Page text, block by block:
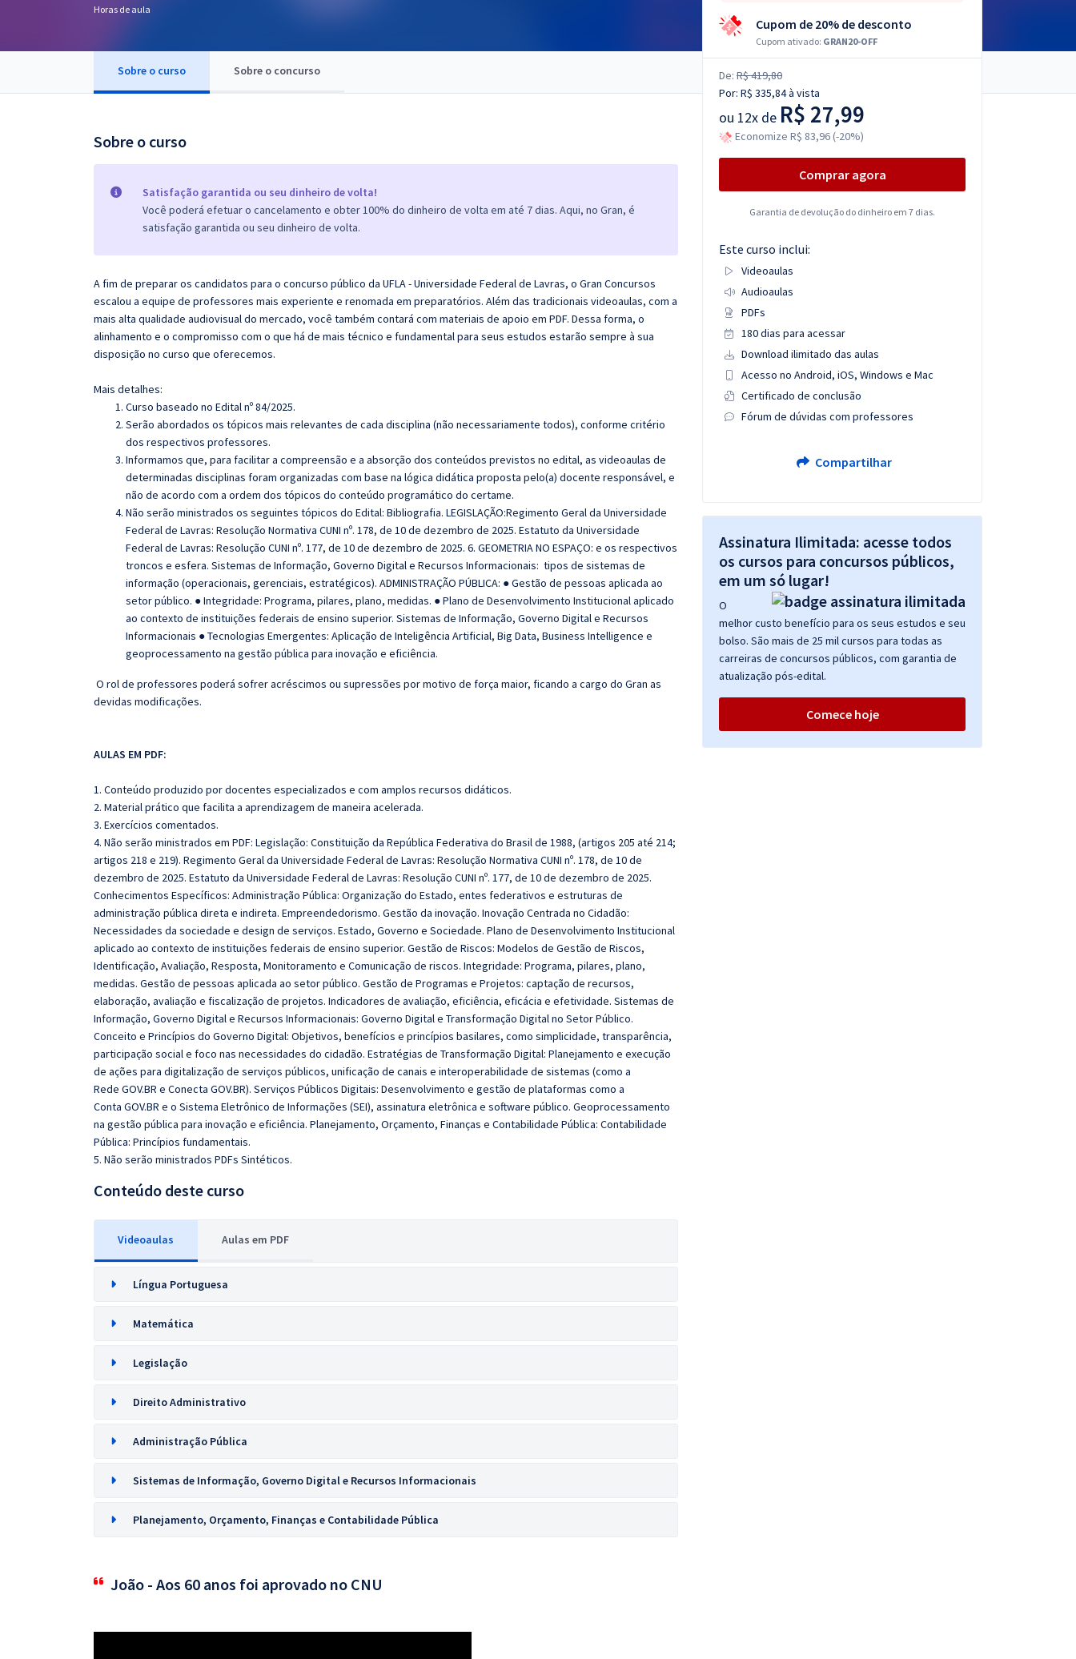
OAB
Questões grátis
Conteúdo gratuito
Horas de aula
Sobre o curso Sobre o concurso
Sobre o curso
Satisfação garantida ou seu dinheiro de volta!
Você poderá efetuar o cancelamento e obter 100% do dinheiro de volta em até 7 dias. Aqui, no Gran, é
satisfação garantida ou seu dinheiro de volta.
A fim de preparar os candidatos para o concurso público da UFLA - Universidade Federal de Lavras, o Gran Concursos
escalou a equipe de professores mais experiente e renomada em preparatórios. Além das tradicionais videoaulas, com a
mais alta qualidade audiovisual do mercado, você também contará com materiais de apoio em PDF. Dessa forma, o
alinhamento e o compromisso com o que há de mais técnico e fundamental para seus estudos estarão sempre à sua
disposição no curso que oferecemos.
Mais detalhes:
Curso baseado no Edital nº 84/2025.
Serão abordados os tópicos mais relevantes de cada disciplina (não necessariamente todos), conforme critério
dos respectivos professores.
Informamos que, para facilitar a compreensão e a absorção dos conteúdos previstos no edital, as videoaulas de
determinadas disciplinas foram organizadas com base na lógica didática proposta pelo(a) docente responsável, e
não de acordo com a ordem dos tópicos do conteúdo programático do certame.
Não serão ministrados os seguintes tópicos do Edital: Bibliografia. LEGISLAÇÃO:Regimento Geral da Universidade
Federal de Lavras: Resolução Normativa CUNI nº. 178, de 10 de dezembro de 2025. Estatuto da Universidade
Federal de Lavras: Resolução CUNI nº. 177, de 10 de dezembro de 2025. 6. GEOMETRIA NO ESPAÇO: e os respectivos
troncos e esfera. Sistemas de Informação, Governo Digital e Recursos Informacionais: tipos de sistemas de
informação (operacionais, gerenciais, estratégicos). ADMINISTRAÇÃO PÚBLICA: ● Gestão de pessoas aplicada ao
setor público. ● Integridade: Programa, pilares, plano, medidas. ● Plano de Desenvolvimento Institucional aplicado
ao contexto de instituições federais de ensino superior. Sistemas de Informação, Governo Digital e Recursos
Informacionais ● Tecnologias Emergentes: Aplicação de Inteligência Artificial, Big Data, Business Intelligence e
geoprocessamento na gestão pública para inovação e eficiência.
O rol de professores poderá sofrer acréscimos ou supressões por motivo de força maior, ficando a cargo do Gran as
devidas modificações.
AULAS EM PDF:
1. Conteúdo produzido por docentes especializados e com amplos recursos didáticos.
2. Material prático que facilita a aprendizagem de maneira acelerada.
3. Exercícios comentados.
4. Não serão ministrados em PDF: Legislação: Constituição da República Federativa do Brasil de 1988, (artigos 205 até 214;
artigos 218 e 219). Regimento Geral da Universidade Federal de Lavras: Resolução Normativa CUNI nº. 178, de 10 de
dezembro de 2025. Estatuto da Universidade Federal de Lavras: Resolução CUNI nº. 177, de 10 de dezembro de 2025.
Conhecimentos Específicos: Administração Pública: Organização do Estado, entes federativos e estruturas de
administração pública direta e indireta. Empreendedorismo. Gestão da inovação. Inovação Centrada no Cidadão:
Necessidades da sociedade e design de serviços. Estado, Governo e Sociedade. Plano de Desenvolvimento Institucional
aplicado ao contexto de instituições federais de ensino superior. Gestão de Riscos: Modelos de Gestão de Riscos,
Identificação, Avaliação, Resposta, Monitoramento e Comunicação de riscos. Integridade: Programa, pilares, plano,
medidas. Gestão de pessoas aplicada ao setor público. Gestão de Programas e Projetos: captação de recursos,
elaboração, avaliação e fiscalização de projetos. Indicadores de avaliação, eficiência, eficácia e efetividade. Sistemas de
Informação, Governo Digital e Recursos Informacionais: Governo Digital e Transformação Digital no Setor Público.
Conceito e Princípios do Governo Digital: Objetivos, benefícios e princípios basilares, como simplicidade, transparência,
participação social e foco nas necessidades do cidadão. Estratégias de Transformação Digital: Planejamento e execução
de ações para digitalização de serviços públicos, unificação de canais e interoperabilidade de sistemas (como a
Rede GOV.BR e Conecta GOV.BR). Serviços Públicos Digitais: Desenvolvimento e gestão de plataformas como a
Conta GOV.BR e o Sistema Eletrônico de Informações (SEI), assinatura eletrônica e software público. Geoprocessamento
na gestão pública para inovação e eficiência. Planejamento, Orçamento, Finanças e Contabilidade Pública: Contabilidade
Pública: Princípios fundamentais.
5. Não serão ministrados PDFs Sintéticos.
Conteúdo deste curso
Videoaulas Aulas em PDF
Língua Portuguesa
Matemática
Legislação
Direito Administrativo
Administração Pública
Sistemas de Informação, Governo Digital e Recursos Informacionais
Planejamento, Orçamento, Finanças e Contabilidade Pública
João - Aos 60 anos foi aprovado no CNU
Cupom de 20% de desconto
Cupom ativado: GRAN20-OFF
De: R$ 419,80
Por: R$ 335,84à vista
ou 12x de R$ 27,99
Economize R$ 83,96 (-20%)
Comprar agora
Garantia de devolução do dinheiro em 7 dias.
Este curso inclui:
Videoaulas
Audioaulas
PDFs
180 dias para acessar
Download ilimitado das aulas
Acesso no Android, iOS, Windows e Mac
Certificado de conclusão
Fórum de dúvidas com professores
Compartilhar
Assinatura Ilimitada: acesse todos
os cursos para concursos públicos,
em um só lugar!
O
melhor custo benefício para os seus estudos e seu
bolso. São mais de 25 mil cursos para todas as
carreiras de concursos públicos, com garantia de
atualização pós-edital.
Comece hoje